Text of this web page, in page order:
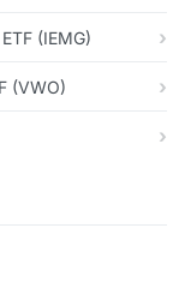
(IEMG)
(VWO)